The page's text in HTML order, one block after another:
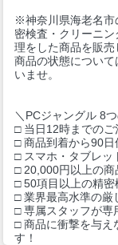
※神奈川県海老名市
密検査・クリーニ
理をした商品を販売
商品の状態につい
いませ。
＼PCジャングル 8
□ 当日12時までのご
□ 商品到着から90日
□ スマホ・タブレッ
□ 20,000円以上の商
□ 50項目以上の精密
□ 業界最高水準の厳
□ 専属スタッフが専
□ 商品に衝撃を与え
す！